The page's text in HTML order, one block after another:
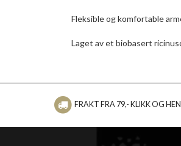
Fleksible og komfortable
Laget av et biobasert
FRAKT FRA 79,- KLIKK OG